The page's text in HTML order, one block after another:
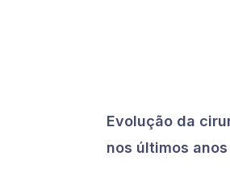
Evolução da
nos últimos anos